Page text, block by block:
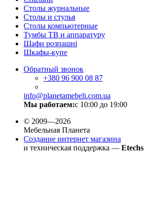
Столы журнальные
Столы и стулья
Столы компьютерные
Тумбы ТВ и аппаратуру
Шафи розпашні
Шкафы-купе
Обратный звонок
+380 96 900 08 87
info@planetamebeli.com.ua
Мы работаем:с 10:00 до 19:00
© 2009—2026
Мебельная Планета
Создание интернет магазина
и техническая поддержка — Etechs